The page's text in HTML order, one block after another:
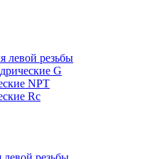
левой резьбы
G
NPT
Rc